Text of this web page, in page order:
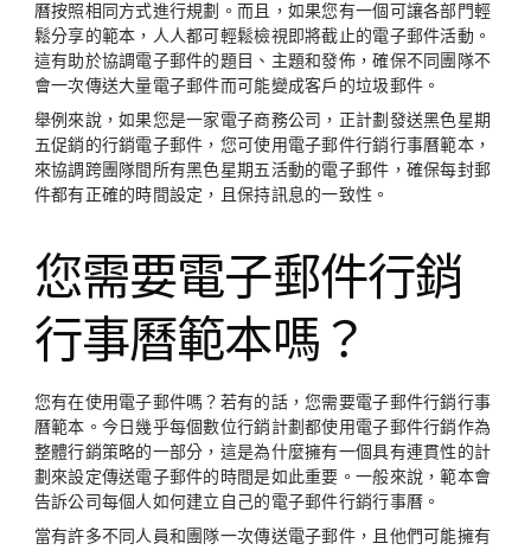
曆按照相同方式進行規劃。而且，如果您有一個可讓各部門輕
鬆分享的範本，人人都可輕鬆檢視即將截止的電子郵件活動。
這有助於協調電子郵件的題目、主題和發佈，確保不同團隊不
會一次傳送大量電子郵件而可能變成客戶的垃圾郵件。
舉例來說，如果您是一家電子商務公司，正計劃發送黑色星期
五促銷的行銷電子郵件，您可使用電子郵件行銷行事曆範本，
來協調跨團隊間所有黑色星期五活動的電子郵件，確保每封郵
件都有正確的時間設定，且保持訊息的一致性。
您需要電子郵件行銷
行事曆範本嗎？
您有在使用電子郵件嗎？若有的話，您需要電子郵件行銷行事
曆範本。今日幾乎每個數位行銷計劃都使用電子郵件行銷作為
整體行銷策略的一部分，這是為什麼擁有一個具有連貫性的計
劃來設定傳送電子郵件的時間是如此重要。一般來說，範本會
告訴公司每個人如何建立自己的電子郵件行銷行事曆。
當有許多不同人員和團隊一次傳送電子郵件，且他們可能擁有